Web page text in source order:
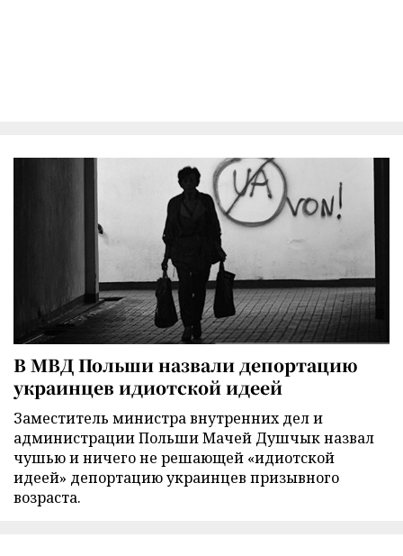
В МВД Польши назвали депортацию
украинцев идиотской идеей
Заместитель министра внутренних дел и
администрации Польши Мачей Душчык назвал
чушью и ничего не решающей «идиотской
идеей» депортацию украинцев призывного
возраста.